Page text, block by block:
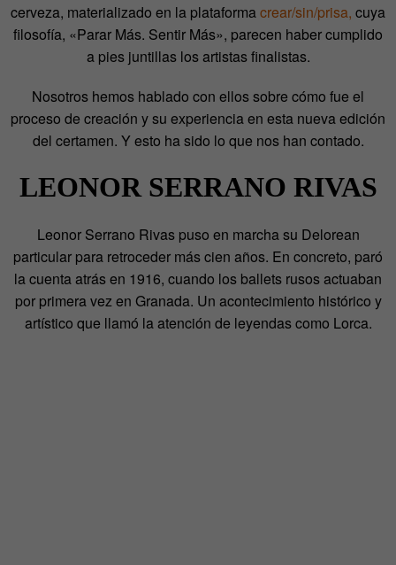
cerveza, materializado en la plataformacrear/sin/prisa, cuya
filosofía, «Parar Más. Sentir Más», parecen haber cumplido
a pies juntillas los artistas finalistas.
Nosotros hemos hablado con ellos sobre cómo fue el
proceso de creación y su experiencia en esta nueva edición
del certamen. Y esto ha sido lo que nos han contado.
LEONOR SERRANO RIVAS
Leonor Serrano Rivas puso en marcha su Delorean
particular para retroceder más cien años. En concreto, paró
la cuenta atrás en 1916, cuando los ballets rusos actuaban
por primera vez en Granada. Un acontecimiento histórico y
artístico que llamó la atención de leyendas como Lorca.